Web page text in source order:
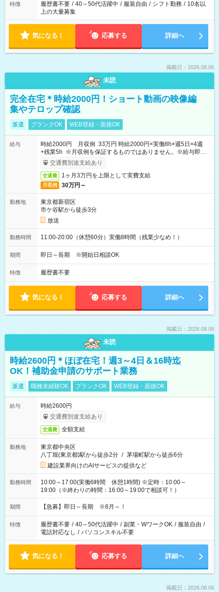
特徴 履歴書不要 / 40～50代活躍中 / 服装自由 / シフト勤務 / 10名以
上の大量募集
気になる！ 応募する 詳細へ
掲載日：2026.08.06
未読
完全在宅＊時給2000円！ショート動画の映像編
集やテロップ確認
派遣 ブランクOK WEB登録・面接OK
給与
時給2000円 月収例 33万円 時給2000円×実働8h×週5日×4週
+残業5h ※月収例を保証するものではありません。※給与即受
取りサービス利用可（利用条件有）
交通費別途支給あり
交通費 1ヶ月3万円を上限として実費支給
月収例 30万円～
勤務地
東京都新宿区
市ケ谷駅から徒歩3分
放送
勤務時間 11:00-20:00（休憩60分）実働8時間（残業少なめ！）
期間 即日～長期 ※開始日相談OK
特徴 履歴書不要
気になる！ 応募する 詳細へ
掲載日：2026.08.06
未読
時給2600円＊ほぼ在宅！週3～4日＆16時迄
OK！補助金申請のサポート業務
派遣 職種未経験OK ブランクOK WEB登録・面接OK
給与
時給2600円
交通費別途支給あり
交通費 全額支給
勤務地
東京都中央区
八丁堀(東京都)駅から徒歩2分 / 茅場町駅から徒歩6分
建設業界向けのAIサービスの提供など
勤務時間
10:00～17:00(実働6時間 休憩1時間) ※定時：10:00～
19:00（※終わりの時間：16:00～19:00で相談可！）
期間 【急募】即日～長期 ※8月～！
特徴 履歴書不要 / 40～50代活躍中 / 副業・WワークOK / 服装自由 /
電話対応なし / パソコンスキル不要
気になる！ 応募する 詳細へ
掲載日：2026.08.06